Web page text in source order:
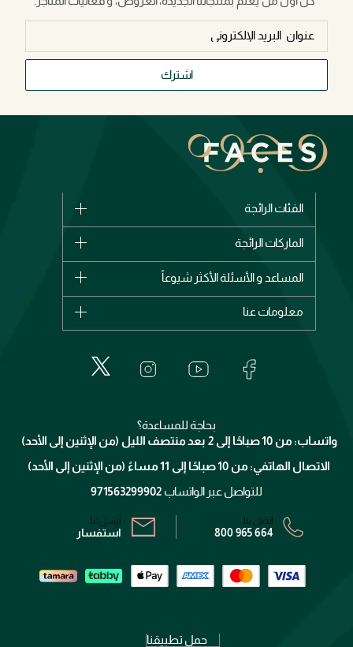
اشترك
الفئات الرائجة
الأكثر مبيعاً
اشترِ بطاقة هدية
الماركات الرائجة
بربري
إيف سان لوران
المساعد و الأسئلة الأكثر شيوعاً
الإرجاع
معلومات عنا
خدمات المعارض
برنامج الولاء ميوز
الشروط و الأحكام
سياسة الخصوصية
بحاجة للمساعدة؟
واتساب: من 10 صباحًا إلى 2 بعد منتصف الليل (من الإثنين إلى الأحد)
الاتصال الهاتفي: من 10 صباحًا إلى 11 مساءً (من الإثنين إلى الأحد)
للتواصل عبر الواتساب 971563299902
اتصل بنا:
800 965 664
أرسل لنا:
استفسار
حمل تطبيقنا